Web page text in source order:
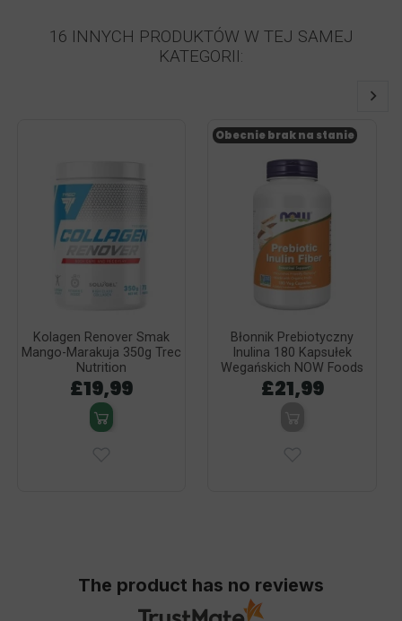
16 INNYCH PRODUKTÓW W TEJ SAMEJ
KATEGORII:
Kolagen Renover Smak
Mango-Marakuja 350g Trec
Nutrition
£19,99
Błonnik Prebiotyczny
Inulina 180 Kapsułek
Wegańskich NOW Foods
£21,99
Obecnie brak na stanie
The product has no reviews